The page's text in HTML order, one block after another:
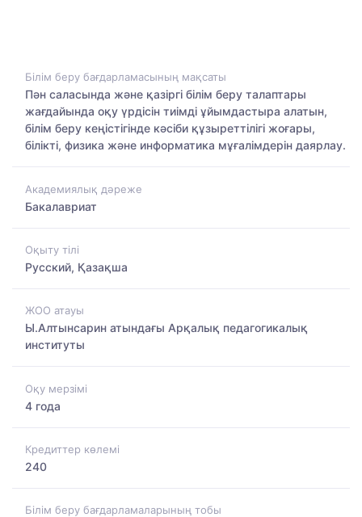
Білім беру бағдарламасының мақсаты
Пән саласында және қазіргі білім беру талаптары
жағдайында оқу үрдісін тиімді ұйымдастыра алатын,
білім беру кеңістігінде кәсіби құзыреттілігі жоғары,
білікті, физика және информатика мұғалімдерін даярлау.
Академиялық дәреже
Бакалавриат
Оқыту тілі
Русский, Қазақша
ЖОО атауы
Ы.Алтынсарин атындағы Арқалық педагогикалық
институты
Оқу мерзімі
4 года
Кредиттер көлемі
240
Білім беру бағдарламаларының тобы